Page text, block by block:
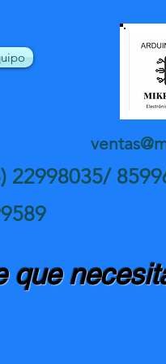
22998035/
que